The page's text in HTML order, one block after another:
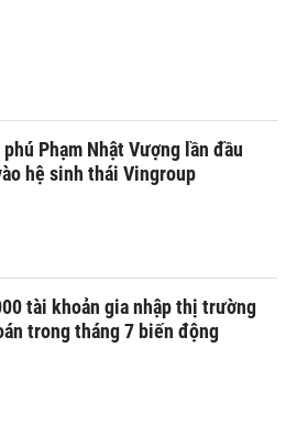
Phạm Nhật Vượng lần đầu
hệ sinh thái Vingroup
tài khoản gia nhập thị trường
trong tháng 7 biến động